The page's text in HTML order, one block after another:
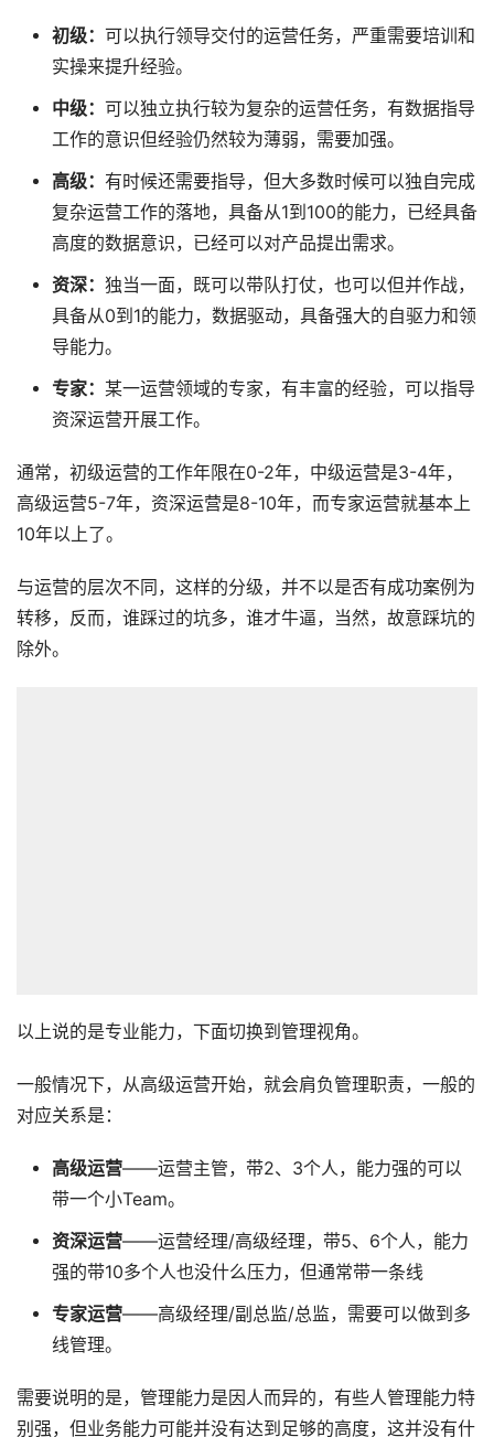
初级： 可以执行领导交付的运营任务，严重需要培训和
实操来提升经验。
中级： 可以独立执行较为复杂的运营任务，有数据指导
工作的意识但经验仍然较为薄弱，需要加强。
高级： 有时候还需要指导，但大多数时候可以独自完成
复杂运营工作的落地，具备从1到100的能力，已经具备
高度的数据意识，已经可以对产品提出需求。
资深： 独当一面，既可以带队打仗，也可以但并作战，
具备从0到1的能力，数据驱动，具备强大的自驱力和领
导能力。
专家： 某一运营领域的专家，有丰富的经验，可以指导
资深运营开展工作。
通常，初级运营的工作年限在0-2年，中级运营是3-4年，
高级运营5-7年，资深运营是8-10年，而专家运营就基本上
10年以上了。
与运营的层次不同，这样的分级，并不以是否有成功案例为
转移，反而，谁踩过的坑多，谁才牛逼，当然，故意踩坑的
除外。
以上说的是专业能力，下面切换到管理视角。
一般情况下，从高级运营开始，就会肩负管理职责，一般的
对应关系是：
高级运营——运营主管，带2、3个人，能力强的可以
带一个小Team。
资深运营——运营经理/高级经理，带5、6个人，能力
强的带10多个人也没什么压力，但通常带一条线
专家运营——高级经理/副总监/总监，需要可以做到多
线管理。
需要说明的是，管理能力是因人而异的，有些人管理能力特
别强，但业务能力可能并没有达到足够的高度，这并没有什